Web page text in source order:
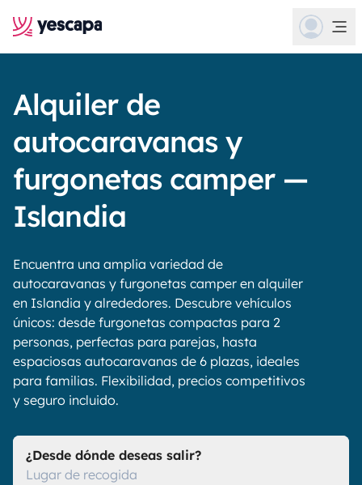
Alquiler de
autocaravanas y
furgonetas camper —
Islandia
Encuentra una amplia variedad de
autocaravanas y furgonetas camper en alquiler
en Islandia y alrededores. Descubre vehículos
únicos: desde furgonetas compactas para 2
personas, perfectas para parejas, hasta
espaciosas autocaravanas de 6 plazas, ideales
para familias. Flexibilidad, precios competitivos
y seguro incluido.
¿Desde dónde deseas salir?
Lugar de recogida